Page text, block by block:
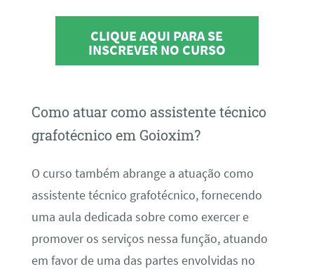
CLIQUE AQUI PARA SE
INSCREVER NO CURSO
Como atuar como assistente técnico
grafotécnico em Goioxim?
O curso também abrange a atuação como
assistente técnico grafotécnico, fornecendo
uma aula dedicada sobre como exercer e
promover os serviços nessa função, atuando
em favor de uma das partes envolvidas no